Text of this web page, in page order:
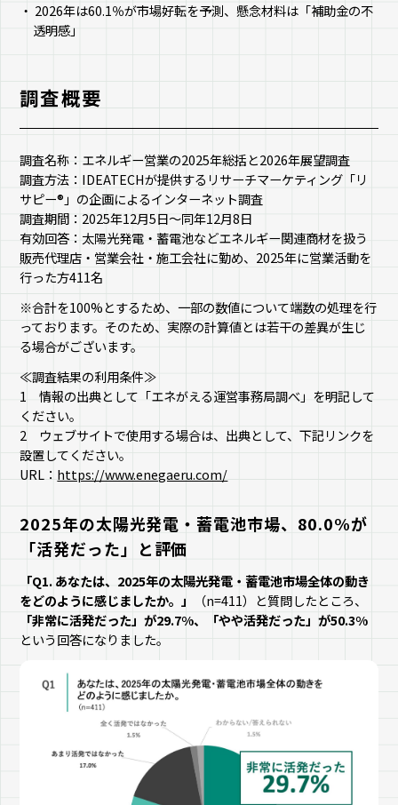
2026年は60.1％が市場好転を予測、懸念材料は「補助金の不
透明感」
調査概要
調査名称：エネルギー営業の2025年総括と2026年展望調査
調査方法：IDEATECHが提供するリサーチマーケティング「リ
サピー®︎」の企画によるインターネット調査
調査期間：2025年12月5日〜同年12月8日
有効回答：太陽光発電・蓄電池などエネルギー関連商材を扱う
販売代理店・営業会社・施工会社に勤め、2025年に営業活動を
行った方411名
※合計を100%とするため、一部の数値について端数の処理を行
っております。そのため、実際の計算値とは若干の差異が生じ
る場合がございます。
≪調査結果の利用条件≫
1 情報の出典として「エネがえる運営事務局調べ」を明記して
ください。
2 ウェブサイトで使用する場合は、出典として、下記リンクを
設置してください。
URL： https://www.enegaeru.com/
2025年の太陽光発電・蓄電池市場、80.0%が
「活発だった」と評価
「Q1. あなたは、2025年の太陽光発電・蓄電池市場全体の動き
をどのように感じましたか。」
（n=411）と質問したところ、
「非常に活発だった」が29.7%、「やや活発だった」が50.3%
という回答になりました。